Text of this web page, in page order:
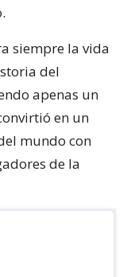
siempre la vida
del
apenas un
en un
mundo con
de la